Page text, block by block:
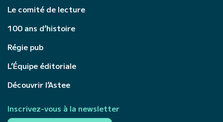
Le comité de lecture
100 ans d’histoire
Régie pub
L’Équipe éditoriale
Découvrir l’Astee
Inscrivez-vous à la newsletter